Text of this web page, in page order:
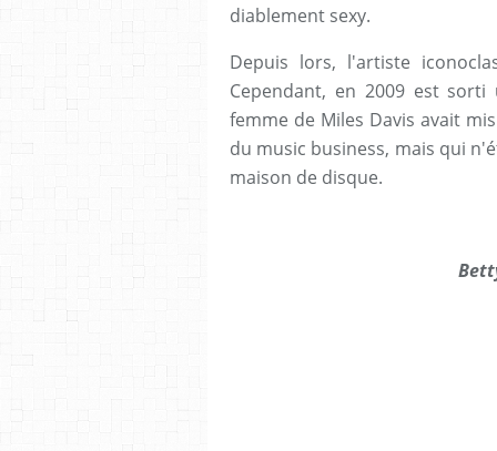
diablement sexy.
Depuis lors, l'artiste
Cependant, en 2009 est
femme de Miles Davis avait
du music business, mais qui
maison de disque.